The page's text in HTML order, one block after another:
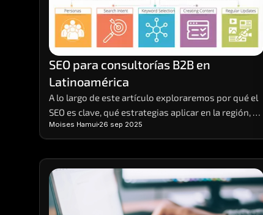
SEO para consultorías B2B en
Latinoamérica
A lo largo de este artículo exploraremos por qué el
SEO es clave, qué estrategias aplicar en la región,
cómo segmentar el mercado de manera efectiva y
cómo medir resultados de forma realista.
Moises Hamui 26 sep 2025